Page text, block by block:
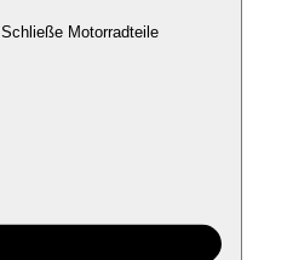
Schließe Motorradteile